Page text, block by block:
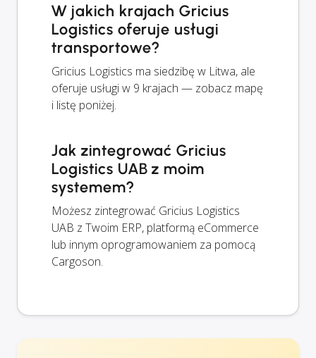
W jakich krajach Gricius
Logistics oferuje usługi
transportowe?
Gricius Logistics ma siedzibę w Litwa, ale
oferuje usługi w 9 krajach — zobacz mapę
i listę poniżej.
Jak zintegrować Gricius
Logistics UAB z moim
systemem?
Możesz zintegrować Gricius Logistics
UAB z Twoim ERP, platformą eCommerce
lub innym oprogramowaniem za pomocą
Cargoson.